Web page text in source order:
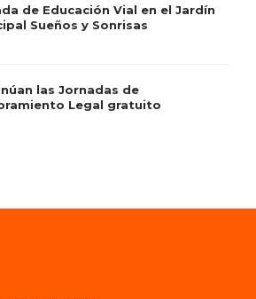
de Educación Vial en el Jardín
Sueños y Sonrisas
las Jornadas de
Legal gratuito